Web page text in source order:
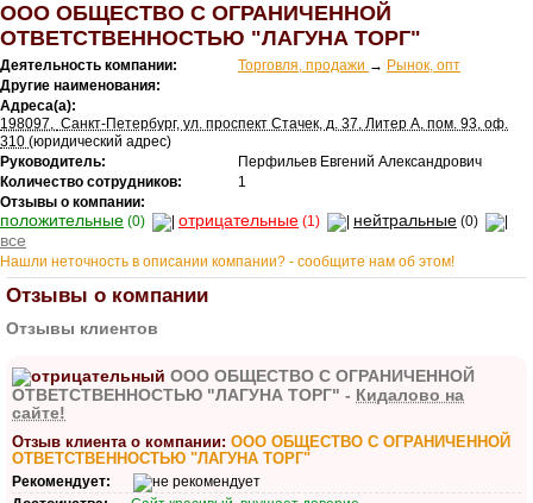
ООО ОБЩЕСТВО С ОГРАНИЧЕННОЙ
ОТВЕТСТВЕННОСТЬЮ "ЛАГУНА ТОРГ"
Деятельность компании: Торговля, продажи → Рынок, опт
Другие наименования:
Адреса(а):
198097, Санкт-Петербург, ул. проспект Стачек, д. 37, Литер А, пом. 93, оф.
310 (юридический адрес)
Руководитель:
Перфильев Евгений Александрович
Количество сотрудников:
1
Отзывы о компании:
положительные (0) отрицательные (1) нейтральные (0)
все
Нашли неточность в описании компании? - сообщите нам об этом!
Отзывы о компании
Отзывы клиентов
ООО ОБЩЕСТВО С ОГРАНИЧЕННОЙ
ОТВЕТСТВЕННОСТЬЮ "ЛАГУНА ТОРГ" - Кидалово на
сайте!
Отзыв клиента о компании: ООО ОБЩЕСТВО С ОГРАНИЧЕННОЙ
ОТВЕТСТВЕННОСТЬЮ "ЛАГУНА ТОРГ"
Рекомендует: